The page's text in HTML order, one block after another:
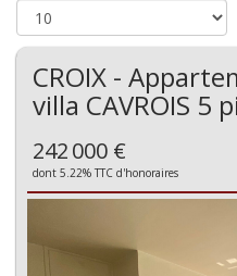
CROIX -
villa CAVROIS 5
242 000 €
dont 5.22% TTC d'honoraires